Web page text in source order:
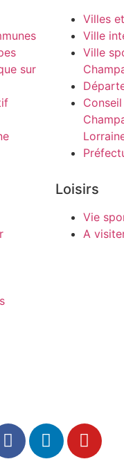
sur
Villes
Ville
Ville
Loisirs
Vie
A